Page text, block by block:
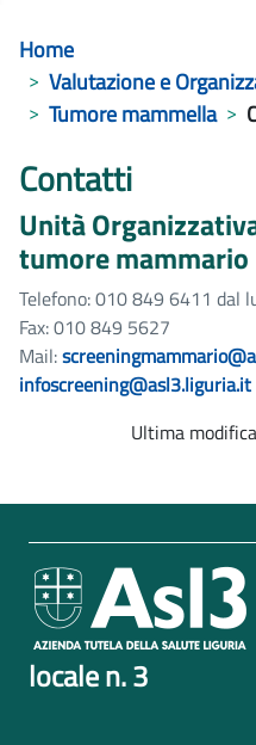
Home
Valutazione e
Tumore mammella
Contatti
Unità
tumore mammario
Telefono: 010 849 6411 dal
Fax: 010 849 5627
Mail:
infoscreening@asl3.liguria.it
Ultima
locale n. 3